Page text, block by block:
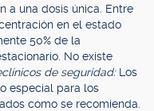
a una dosis única. Entre
en el estado
50% de la
No existe
de seguridad: Los
especial para los
como se recomienda.